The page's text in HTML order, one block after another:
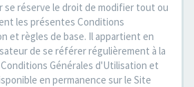
se réserve le droit de modifier tout ou
les présentes Conditions
et règles de base. Il appartient en
de se référer régulièrement à la
Générales d'Utilisation et
en permanence sur le Site